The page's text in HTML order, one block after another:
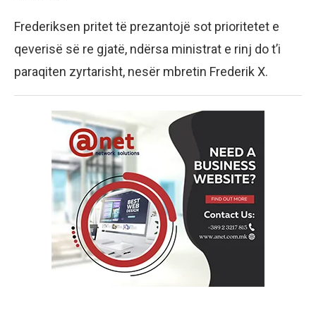
Frederiksen pritet të prezantojë sot prioritetet e
qeverisë së re gjatë, ndërsa ministrat e rinj do t’i
paraqiten zyrtarisht, nesër mbretin Frederik X.